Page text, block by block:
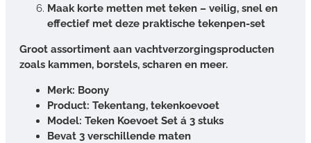
Maak korte metten met teken – veilig, snel en
effectief met deze praktische tekenpen-set
Groot assortiment aan vachtverzorgingsproducten
zoals kammen, borstels, scharen en meer.
Merk: Boony
Product: Tekentang, tekenkoevoet
Model: Teken Koevoet Set á 3 stuks
Bevat 3 verschillende maten